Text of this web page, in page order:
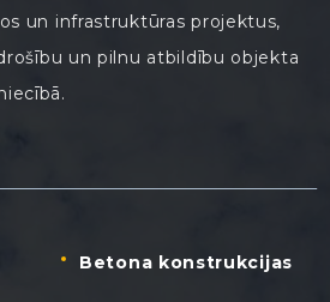
un infrastruktūras projektus,
un pilnu atbildību objekta
Betona konstrukcijas